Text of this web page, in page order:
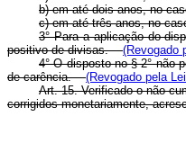
b) em até dois anos, no
c) em até três anos, no
3° Para a aplicação do
positivo de divisas.(Revogado
4° O disposto no § 2° não
de carência.(Revogado pela
Art. 15. Verificado o não
corrigidos monetariamente,